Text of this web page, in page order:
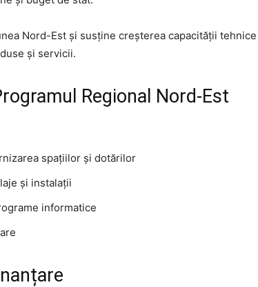
Nord-Est și susține creșterea capacității tehnice
și servicii.
Regional Nord-Est
spațiilor și dotărilor
și instalații
informatice